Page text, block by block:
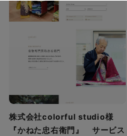
株式会社colorful studio様
『かねた忠右衛門』 サービス